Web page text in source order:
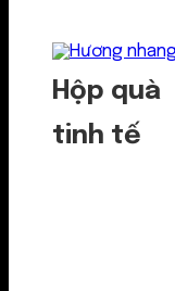
Hộp quà
tinh tế